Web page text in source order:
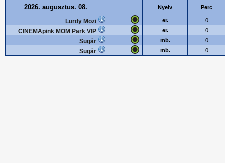
2026. augusztus. 08. Nyelv Perc
Lurdy Mozi er. 0
CINEMApink MOM Park VIP er. 0
Sugár mb. 0
Sugár mb. 0